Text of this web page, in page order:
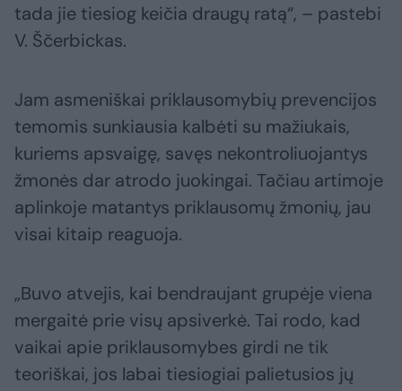
tada jie tiesiog keičia draugų ratą“, – pastebi
V. Ščerbickas.
Jam asmeniškai priklausomybių prevencijos
temomis sunkiausia kalbėti su mažiukais,
kuriems apsvaigę, savęs nekontroliuojantys
žmonės dar atrodo juokingai. Tačiau artimoje
aplinkoje matantys priklausomų žmonių, jau
visai kitaip reaguoja.
„Buvo atvejis, kai bendraujant grupėje viena
mergaitė prie visų apsiverkė. Tai rodo, kad
vaikai apie priklausomybes girdi ne tik
teoriškai, jos labai tiesiogiai palietusios jų